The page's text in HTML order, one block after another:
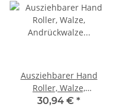
Ausziehbarer Hand
Roller, Walze,
Andrückwalze für Vinyl
30,94 € *